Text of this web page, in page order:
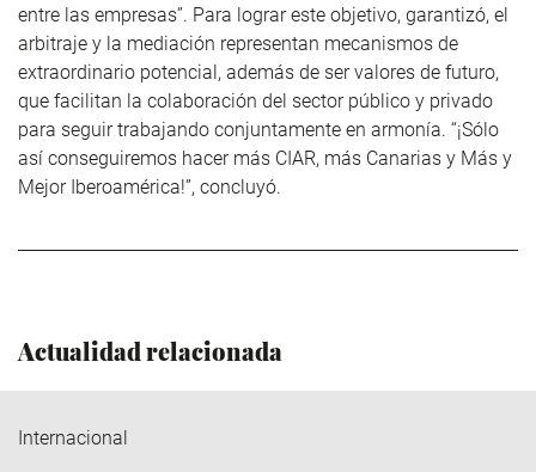
entre las empresas”. Para lograr este objetivo, garantizó, el
arbitraje y la mediación representan mecanismos de
extraordinario potencial, además de ser valores de futuro,
que facilitan la colaboración del sector público y privado
para seguir trabajando conjuntamente en armonía. “¡Sólo
así conseguiremos hacer más CIAR, más Canarias y Más y
Mejor Iberoamérica!”, concluyó.
Actualidad relacionada
Internacional